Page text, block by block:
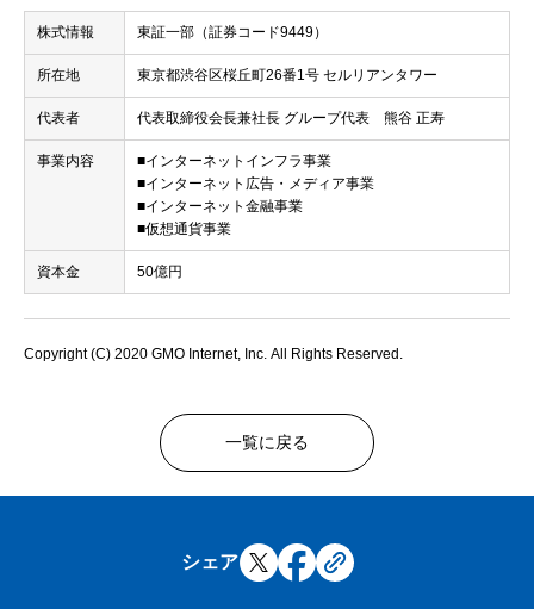
株式情報 東証一部（証券コード9449）
所在地 東京都渋谷区桜丘町26番1号 セルリアンタワー
代表者 代表取締役会長兼社長 グループ代表 熊谷 正寿
事業内容
■インターネットインフラ事業
■インターネット広告・メディア事業
■インターネット金融事業
■仮想通貨事業
資本金 50億円
Copyright (C) 2020 GMO Internet, Inc. All Rights Reserved.
一覧に戻る
シェア